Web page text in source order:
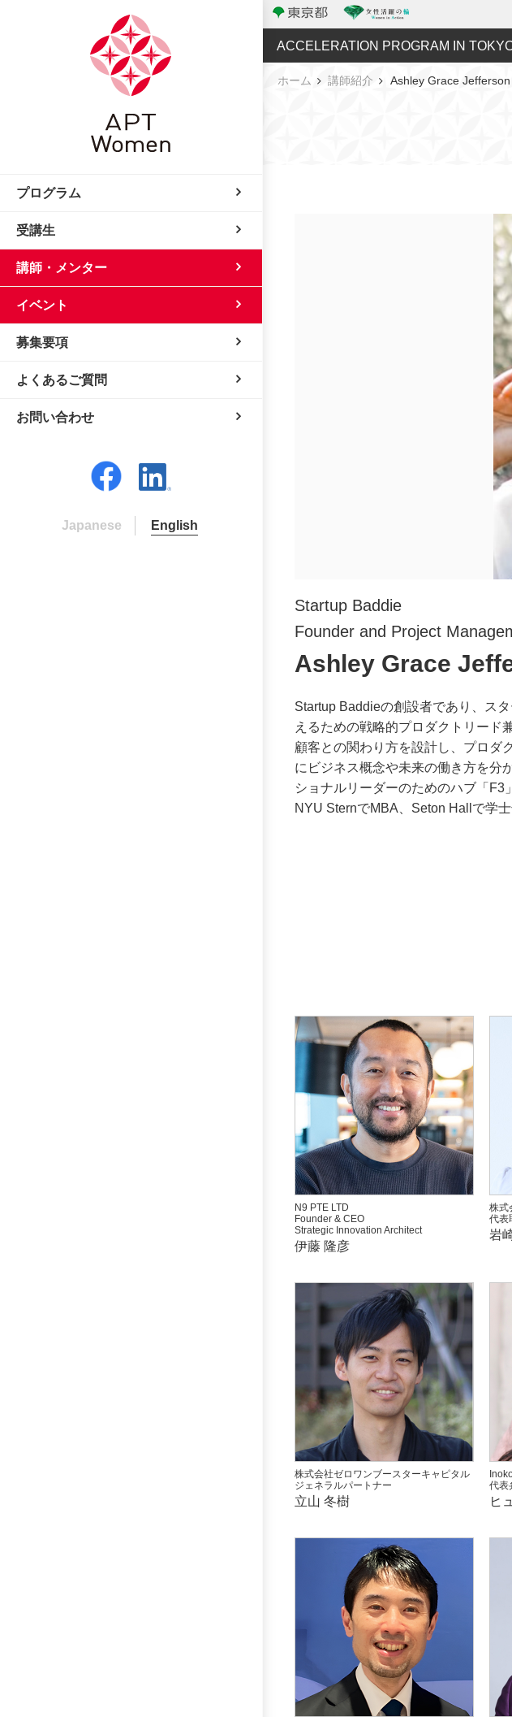
ACCELERATION PROGRAM IN
ホーム 講師紹介 Ashley Grace Jefferson
Startup Baddie
Founder and Project
Ashley Grace
Startup Baddieの創設者であり、ス
えるための戦略的プロダクトリード
顧客との関わり方を設計し、プロダ
にビジネス概念や未来の働き方を分
ショナルリーダーのためのハブ「F3
NYU SternでMBA、Seton Hallで学士
N9 PTE LTD
Founder & CEO
Strategic Innovation Architect
伊藤 隆彦
株式
代表
岩
株式会社ゼロワンブースターキャピタル
ジェネラルパートナー
立山 冬樹
代表
ヒ
プログラム
受講生
講師・メンター
イベント
募集要項
よくあるご質問
お問い合わせ
Japanese English